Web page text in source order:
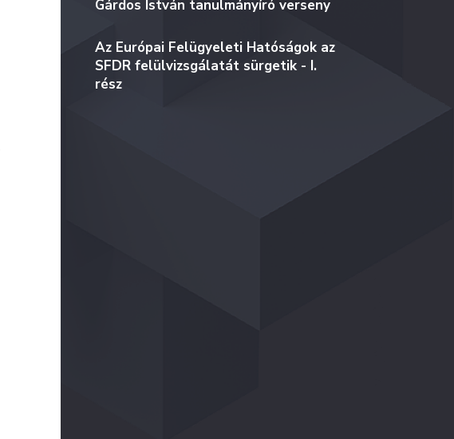
Gárdos István tanulmányíró verseny
Az Európai Felügyeleti Hatóságok az
SFDR felülvizsgálatát sürgetik - I.
rész